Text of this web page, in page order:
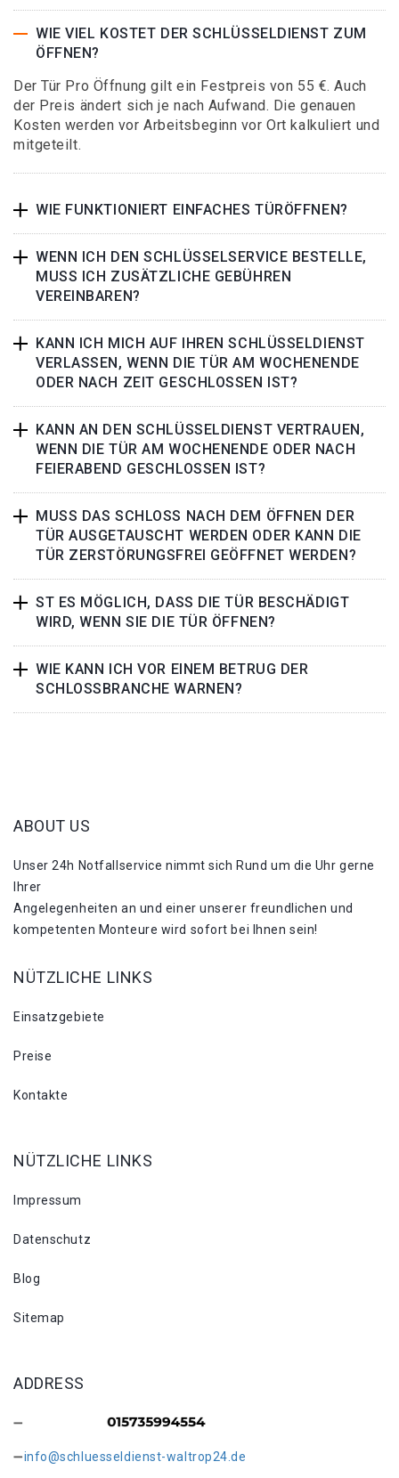
WIE VIEL KOSTET DER SCHLÜSSELDIENST ZUM
ÖFFNEN?
Der Tür Pro Öffnung gilt ein Festpreis von 55 €. Auch
der Preis ändert sich je nach Aufwand. Die genauen
Kosten werden vor Arbeitsbeginn vor Ort kalkuliert und
mitgeteilt.
WIE FUNKTIONIERT EINFACHES TÜRÖFFNEN?
WENN ICH DEN SCHLÜSSELSERVICE BESTELLE,
MUSS ICH ZUSÄTZLICHE GEBÜHREN
VEREINBAREN?
KANN ICH MICH AUF IHREN SCHLÜSSELDIENST
VERLASSEN, WENN DIE TÜR AM WOCHENENDE
ODER NACH ZEIT GESCHLOSSEN IST?
KANN AN DEN SCHLÜSSELDIENST VERTRAUEN,
WENN DIE TÜR AM WOCHENENDE ODER NACH
FEIERABEND GESCHLOSSEN IST?
MUSS DAS SCHLOSS NACH DEM ÖFFNEN DER
TÜR AUSGETAUSCHT WERDEN ODER KANN DIE
TÜR ZERSTÖRUNGSFREI GEÖFFNET WERDEN?
ST ES MÖGLICH, DASS DIE TÜR BESCHÄDIGT
WIRD, WENN SIE DIE TÜR ÖFFNEN?
WIE KANN ICH VOR EINEM BETRUG DER
SCHLOSSBRANCHE WARNEN?
ABOUT US
Unser 24h Notfallservice nimmt sich Rund um die Uhr gerne
Ihrer
Angelegenheiten an und einer unserer freundlichen und
kompetenten Monteure wird sofort bei Ihnen sein!
NÜTZLICHE LINKS
Einsatzgebiete
Preise
Kontakte
NÜTZLICHE LINKS
Impressum
Datenschutz
Blog
Sitemap
ADDRESS
info@schluesseldienst-waltrop24.de